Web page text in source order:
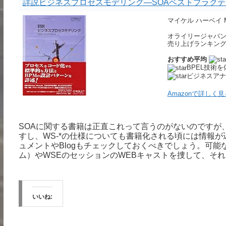
詳説ビジネスプロセスモデリング―SOAベストプラク
マイケル ハーベイ
オライリージャパ
売り上げランキン
おすすめ平均
BPEL技術を
ビジネスア
Amazonで詳しく見
SOAに関する書籍は正直これって言うのがないのです
すし、WS-*の仕様についても書籍化される頃には情報
ュメントやBlogもチェックしておくべきでしょう。可
ム）やWSEのセッションのWEBキャストを捜して、そ
いいね: